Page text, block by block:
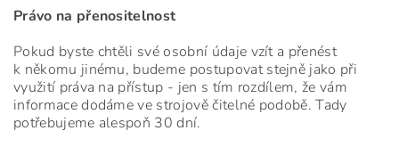
Právo na přenositelnost
Pokud byste chtěli své osobní údaje vzít a přenést
k někomu jinému, budeme postupovat stejně jako při
využití práva na přístup - jen s tím rozdílem, že vám
informace dodáme ve strojově čitelné podobě. Tady
potřebujeme alespoň 30 dní.